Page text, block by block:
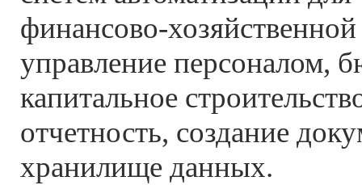
финансово-хозяйственной
управление персоналом,
капитальное
отчетность, создание
хранилище данных.